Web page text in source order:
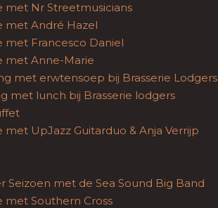
met Nr Streetmusicians
met André Hazel
met Francesco Daniel
met Anne-Marie
met erwtensoep bij Brasserie Lodgers
met lunch bij Brasserie lodgers
met UpJazz Guitarduo & Anja Verrijp
Seizoen met de Sea Sound Big Band
met Southern Cross